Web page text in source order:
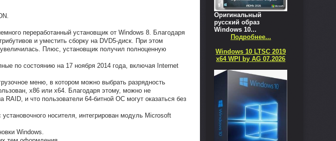
переработанный установщик от Windows 8. Благодаря
и уместить сборку на DVD5-диск. При этом
Плюс, установщик получил полноценную
по состоянию на 17 ноября 2014 года, включая Internet
меню, в котором можно выбрать разрядность
x86 или x64. Благодаря этому, можно не
и что пользователи 64-битной ОС могут оказаться без
носителя, интегрирован модуль Microsoft
Windows.
Оригинальный
русский образ
Windows 10...
Подробнее...
Windows 10 LTSC 2019
x64 WPI by AG 07.2026